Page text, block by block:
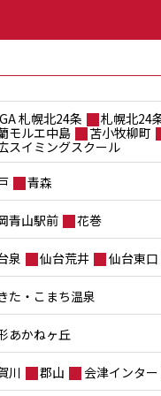
札幌北24条 札幌北24
モルエ中島
苫小牧柳町
スイミングスクール
青森
青山駅前 花巻
泉 仙台荒井 仙台東口
た・こまち温泉
あかねヶ丘
川 郡山 会津インター